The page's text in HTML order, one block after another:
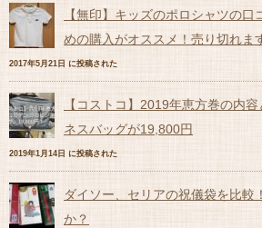
【無印】キッズのポロシャツの
めの購入がオススメ！売り切れま
2017年5月21日 に投稿された
【コストコ】2019年恵方巻の内
ネスバッグが19,800円
2019年1月14日 に投稿された
ダイソー、セリアの祝儀袋を比較
か？